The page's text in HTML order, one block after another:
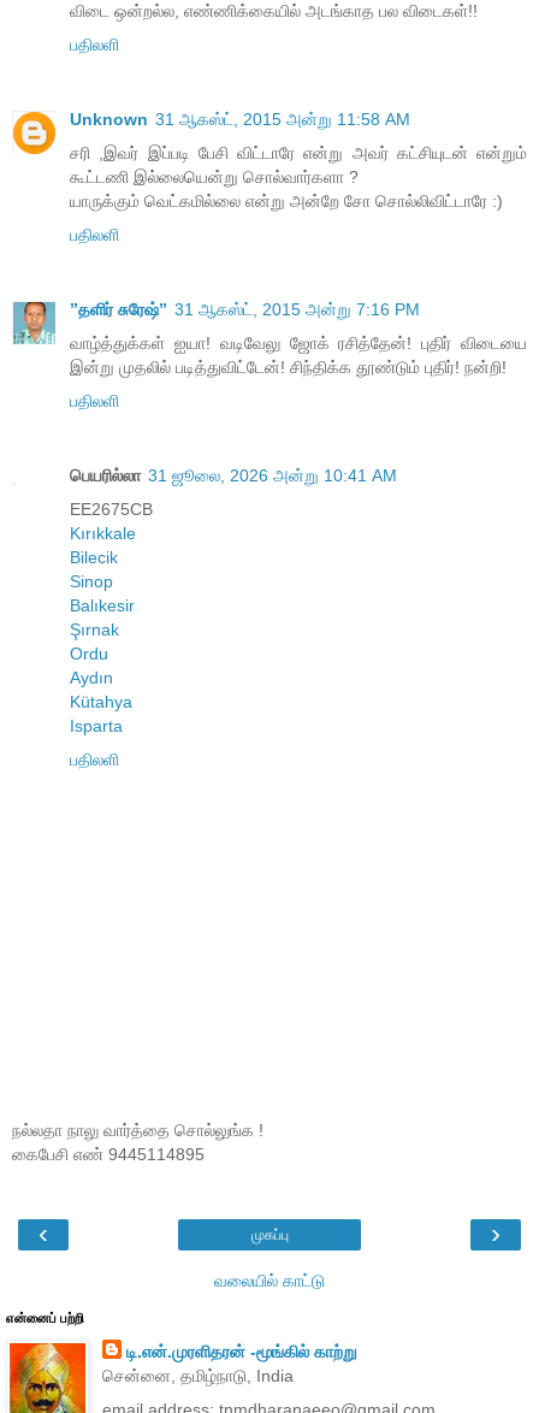
விடை ஒன்றல்ல, எண்ணிக்கையில் அடங்காத பல விடைகள்!!
பதிலளி
Unknown 31 ஆகஸ்ட், 2015 அன்று 11:58 AM
சரி ,இவர் இப்படி பேசி விட்டாரே என்று அவர் கட்சியுடன் என்றும்
கூட்டணி இல்லையென்று சொல்வார்களா ?
யாருக்கும் வெட்கமில்லை என்று அன்றே சோ சொல்லிவிட்டாரே :)
பதிலளி
”தளிர் சுரேஷ்” 31 ஆகஸ்ட், 2015 அன்று 7:16 PM
வாழ்த்துக்கள் ஐயா! வடிவேலு ஜோக் ரசித்தேன்! புதிர் விடையை
இன்று முதலில் படித்துவிட்டேன்! சிந்திக்க தூண்டும் புதிர்! நன்றி!
பதிலளி
பெயரில்லா 31 ஜூலை, 2026 அன்று 10:41 AM
EE2675CB
Kırıkkale
Bilecik
Sinop
Balıkesir
Şırnak
Ordu
Aydın
Kütahya
Isparta
பதிலளி
நல்லதா நாலு வார்த்தை சொல்லுங்க !
கைபேசி எண் 9445114895
‹ ›
முகப்பு
வலையில் காட்டு
என்னைப் பற்றி
டி.என்.முரளிதரன் -மூங்கில் காற்று
சென்னை, தமிழ்நாடு, India
email address: tnmdharanaeeo@gmail.com